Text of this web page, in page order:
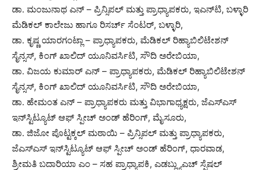
ಡಾ. ಮಂಜುನಾಥ ಎನ್ – ಪ್ರಿನ್ಸಿಪಲ್ ಮತ್ತು ಪ್ರಾಧ್ಯಾಪಕರು, ಇಎನ್‌ಟಿ, ಬಳ್ಳಾರಿ
ಮೆಡಿಕಲ್ ಕಾಲೇಜು ಹಾಗೂ ರಿಸರ್ಚ್ ಸೆಂಟರ್, ಬಳ್ಳಾರಿ,
ಡಾ. ಕೃಷ್ಣ ಯಾರಗಂಟ್ಲಾ – ಪ್ರಾಧ್ಯಾಪಕರು, ಮೆಡಿಕಲ್ ರಿಹ್ಯಾಬಿಲಿಟೇಶನ್
ಸೈನ್ಸಸ್, ಕಿಂಗ್ ಖಾಲಿದ್ ಯೂನಿವರ್ಸಿಟಿ, ಸೌದಿ ಅರೇಬಿಯಾ,
ಡಾ. ವಿಜಯ ಕುಮಾರ್ ಎನ್ – ಪ್ರಾಧ್ಯಾಪಕರು, ಮೆಡಿಕಲ್ ರಿಹ್ಯಾಬಿಲಿಟೇಶನ್
ಸೈನ್ಸಸ್, ಕಿಂಗ್ ಖಾಲಿದ್ ಯೂನಿವರ್ಸಿಟಿ, ಸೌದಿ ಅರೇಬಿಯಾ,
ಡಾ. ಹೇಮಂತ ಎನ್ – ಪ್ರಾಧ್ಯಾಪಕರು ಮತ್ತು ವಿಭಾಗಾಧ್ಯಕ್ಷರು, ಜೆಎಸ್‌ಎಸ್
ಇನ್‌ಸ್ಟಿಟ್ಯೂಟ್ ಆಫ್ ಸ್ಪೀಚ್ ಅಂಡ್ ಹೆರಿಂಗ್, ಮೈಸೂರು,
ಡಾ. ಜಿಜೋ ಪೊಟ್ಟಕ್ಕಲ್ ಮಠಾಯಿ – ಪ್ರಿನ್ಸಿಪಲ್ ಮತ್ತು ಪ್ರಾಧ್ಯಾಪಕರು,
ಜೆಎಸ್‌ಎಸ್ ಇನ್‌ಸ್ಟಿಟ್ಯೂಟ್ ಆಫ್ ಸ್ಪೀಚ್ ಅಂಡ್ ಹೆರಿಂಗ್, ಧಾರವಾಡ,
ಶ್ರೀಮತಿ ಬದಾರಿಯಾ ಎಂ – ಸಹ ಪ್ರಾಧ್ಯಾಪಕಿ, ಎಡಬ್ಲ್ಯುಎಚ್ ಸ್ಪೆಷಲ್